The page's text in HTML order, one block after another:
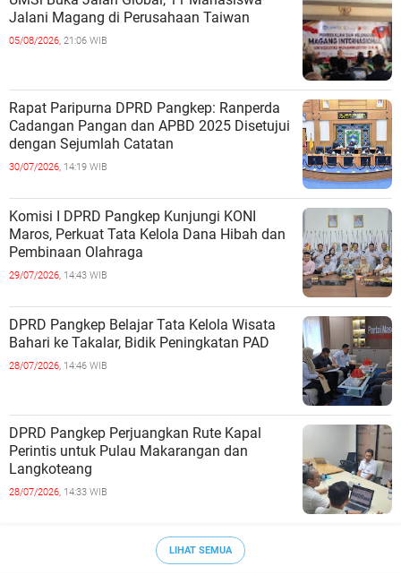
Jalani Magang di Perusahaan Taiwan
05/08/2026, 21:06 WIB
Rapat Paripurna DPRD Pangkep: Ranperda
Cadangan Pangan dan APBD 2025 Disetujui
dengan Sejumlah Catatan
30/07/2026, 14:19 WIB
Komisi I DPRD Pangkep Kunjungi KONI
Maros, Perkuat Tata Kelola Dana Hibah dan
Pembinaan Olahraga
29/07/2026, 14:43 WIB
DPRD Pangkep Belajar Tata Kelola Wisata
Bahari ke Takalar, Bidik Peningkatan PAD
28/07/2026, 14:46 WIB
DPRD Pangkep Perjuangkan Rute Kapal
Perintis untuk Pulau Makarangan dan
Langkoteang
28/07/2026, 14:33 WIB
LIHAT SEMUA